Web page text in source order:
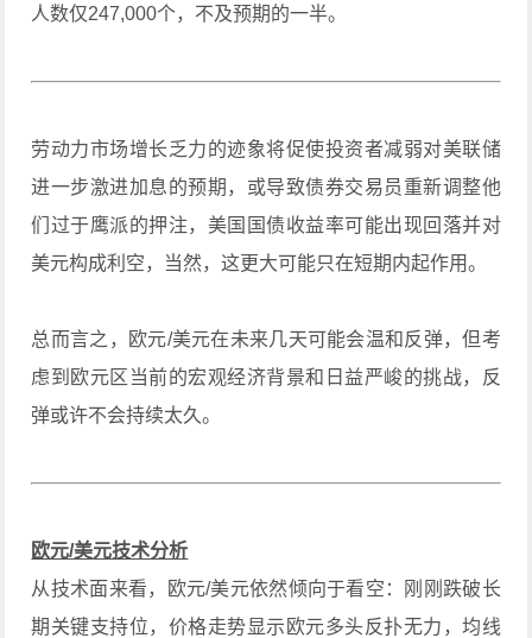
人数仅247,000个，不及预期的一半。
劳动力市场增长乏力的迹象将促使投资者减弱对美联储
进一步激进加息的预期，或导致债券交易员重新调整他
们过于鹰派的押注，美国国债收益率可能出现回落并对
美元构成利空，当然，这更大可能只在短期内起作用。
总而言之，欧元/美元在未来几天可能会温和反弹，但考
虑到欧元区当前的宏观经济背景和日益严峻的挑战，反
弹或许不会持续太久。
欧元/美元技术分析
从技术面来看，欧元/美元依然倾向于看空：刚刚跌破长
期关键支持位，价格走势显示欧元多头反扑无力，均线